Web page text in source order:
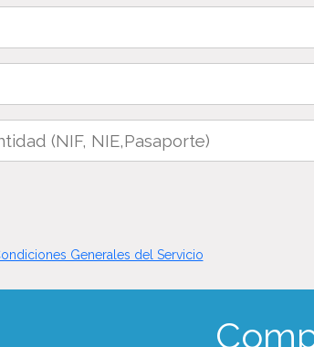
Generales del Servicio